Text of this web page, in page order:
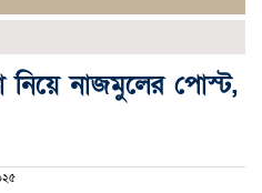
নাজমুলের পোস্ট,